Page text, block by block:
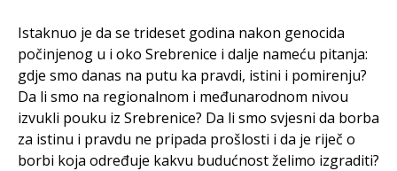
Istaknuo je da se trideset godina nakon genocida
počinjenog u i oko Srebrenice i dalje nameću pitanja:
gdje smo danas na putu ka pravdi, istini i pomirenju?
Da li smo na regionalnom i međunarodnom nivou
izvukli pouku iz Srebrenice? Da li smo svjesni da borba
za istinu i pravdu ne pripada prošlosti i da je riječ o
borbi koja određuje kakvu budućnost želimo izgraditi?